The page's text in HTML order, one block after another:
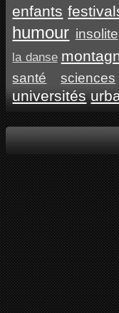
enfants
humour insolite
la danse
santé sciences
universités